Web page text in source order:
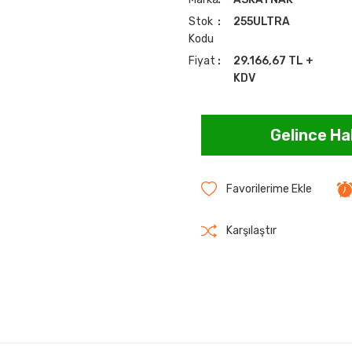
Stok
Kodu
255ULTRA
Fiyat
29.166,67 TL +
KDV
Gelince
Karşılaştır